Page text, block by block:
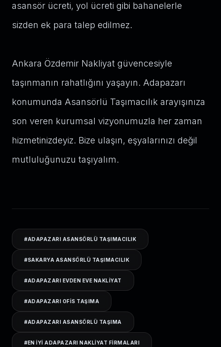
asansör ücreti, yol ücreti gibi bahanelerle
sizden ek para talep edilmez.
Ankara Özdemir Nakliyat güvencesiyle
taşınmanın rahatlığını yaşayın. Adapazarı
konumunda Asansörlü Taşımacılık arayışınıza
son veren kurumsal vizyonumuzla her zaman
hizmetinizdeyiz. Bize ulaşın, eşyalarınızı değil
mutluluğunuzu taşıyalım.
#ADAPAZARI ASANSÖRLÜ TAŞIMACILIK
#SAKARYA ASANSÖRLÜ TAŞIMACILIK
#ADAPAZARI EVDEN EVE NAKLIYAT
#ADAPAZARI OFIS TAŞIMA
#ADAPAZARI ASANSÖRLÜ TAŞIMA
#EN IYI ADAPAZARI NAKLIYAT FIRMALARI